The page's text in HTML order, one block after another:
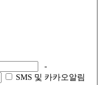
-
SMS 및 카카오알림